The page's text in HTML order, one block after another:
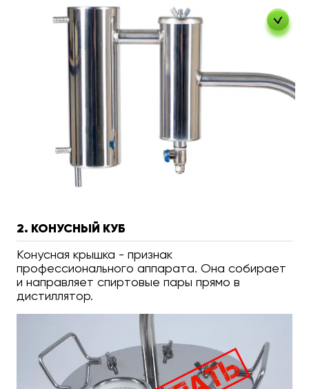
2. КОНУСНЫЙ КУБ
Конусная крышка - признак
профессионального аппарата. Она собирает
и направляет спиртовые пары прямо в
дистиллятор.